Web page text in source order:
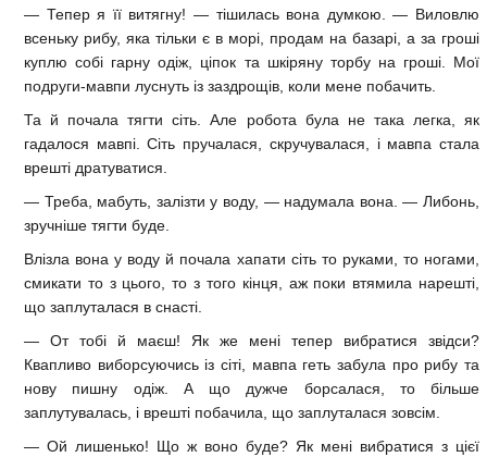
— Тепер я її витягну! — тішилась вона думкою. — Виловлю
всеньку рибу, яка тільки є в морі, продам на базарі, а за гроші
куплю собі гарну одіж, ціпок та шкіряну торбу на гроші. Мої
подруги-мавпи луснуть із заздрощів, коли мене побачить.
Та й почала тягти сіть. Але робота була не така легка, як
гадалося мавпі. Сіть пручалася, скручувалася, і мавпа стала
врешті дратуватися.
— Треба, мабуть, залізти у воду, — надумала вона. — Либонь,
зручніше тягти буде.
Влізла вона у воду й почала хапати сіть то руками, то ногами,
смикати то з цього, то з того кінця, аж поки втямила нарешті,
що заплуталася в снасті.
— От тобі й маєш! Як же мені тепер вибратися звідси?
Квапливо виборсуючись із сіті, мавпа геть забула про рибу та
нову пишну одіж. А що дужче борсалася, то більше
заплутувалась, і врешті побачила, що заплуталася зовсім.
— Ой лишенько! Що ж воно буде? Як мені вибратися з цієї